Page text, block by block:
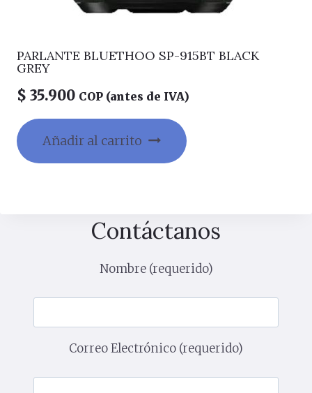
PARLANTE BLUETHOO SP-915BT BLACK
GREY
$ 35.900 COP (antes de IVA)
Añadir al carrito
Contáctanos
Nombre (requerido)
Correo Electrónico (requerido)